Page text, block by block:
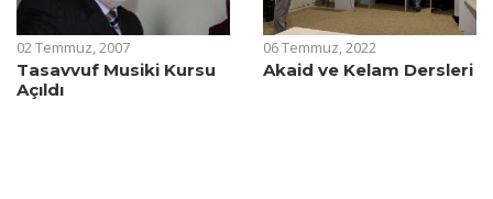
02 Temmuz, 2007
Tasavvuf Musiki Kursu
Açıldı
06 Temmuz, 2022
Akaid ve Kelam Dersleri